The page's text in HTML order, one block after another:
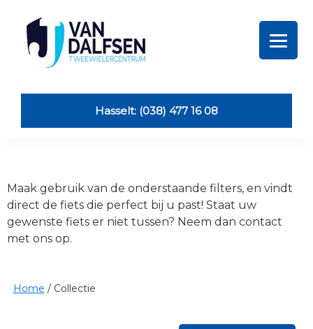
primary
navigation
primary
footer
Dalfsen
TweewielersHasselt: (038) 477 16 08
Maak gebruik van de onderstaande filters, en vindt
direct de fiets die perfect bij u past! Staat uw
gewenste fiets er niet tussen? Neem dan contact
met ons op.
Home / Collectie